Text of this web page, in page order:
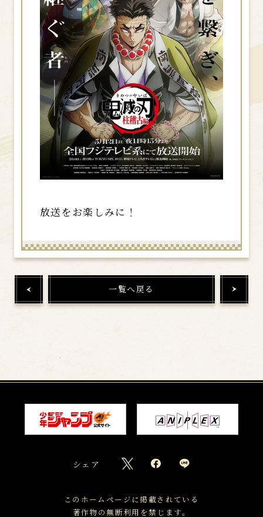
放送をお楽しみに！
一覧へ戻る
シェア
このホームページに掲載されている
著作物の無断利用を禁じます。